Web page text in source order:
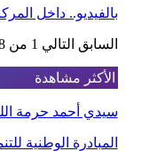
بالفيديو.. داخل
السابق التالي 1 من 118
الأكثر مشاهدة
سيدي أحمد حرمة
المبادرة الوطنية